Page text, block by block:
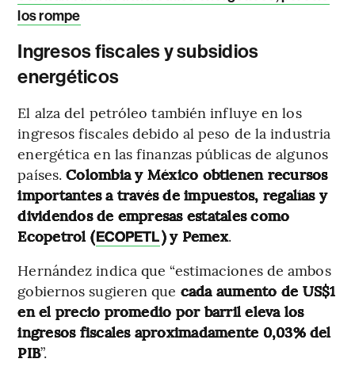
los rompe
Ingresos fiscales y subsidios
energéticos
El alza del petróleo también influye en los
ingresos fiscales debido al peso de la industria
energética en las finanzas públicas de algunos
países.Colombia y México obtienen recursos
importantes a través de impuestos, regalías y
dividendos de empresas estatales como
Ecopetrol (ECOPETL) y Pemex.
Hernández indica que “estimaciones de ambos
gobiernos sugieren que cada aumento de US$1
en el precio promedio por barril eleva los
ingresos fiscales aproximadamente 0,03% del
PIB”.